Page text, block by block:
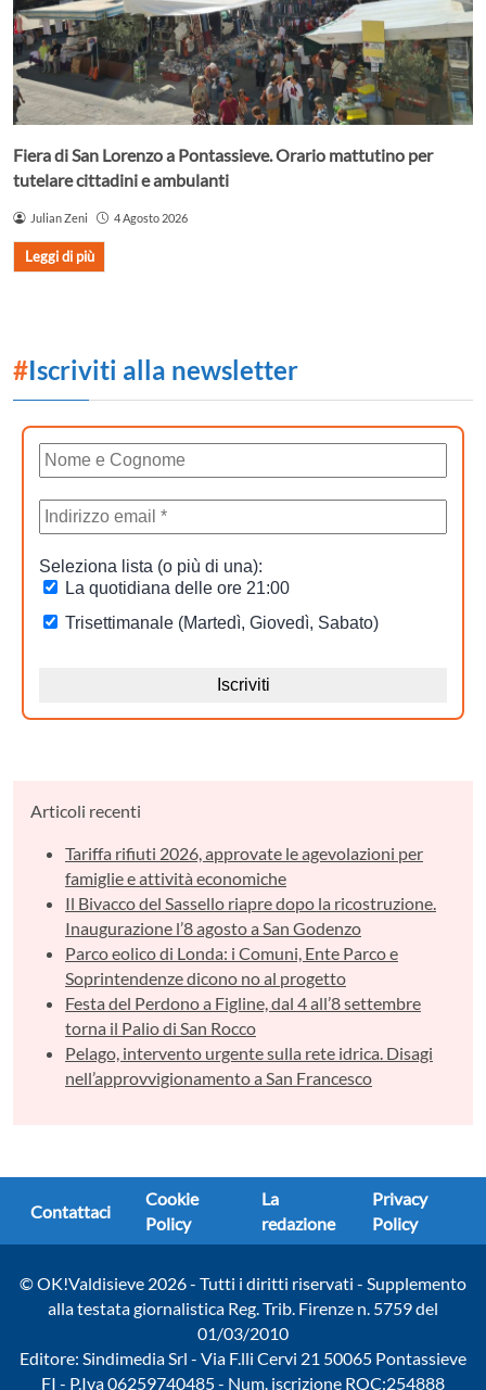
Fiera di San Lorenzo a Pontassieve. Orario mattutino per
tutelare cittadini e ambulanti
Julian Zeni 4 Agosto 2026
Leggi di più
#Iscriviti alla newsletter
Articoli recenti
Tariffa rifiuti 2026, approvate le agevolazioni per
famiglie e attività economiche
Il Bivacco del Sassello riapre dopo la ricostruzione.
Inaugurazione l’8 agosto a San Godenzo
Parco eolico di Londa: i Comuni, Ente Parco e
Soprintendenze dicono no al progetto
Festa del Perdono a Figline, dal 4 all’8 settembre
torna il Palio di San Rocco
Pelago, intervento urgente sulla rete idrica. Disagi
nell’approvvigionamento a San Francesco
Contattaci
Cookie
Policy
La
redazione
Privacy
Policy
© OK!Valdisieve 2026 - Tutti i diritti riservati - Supplemento
alla testata giornalistica Reg. Trib. Firenze n. 5759 del
01/03/2010
Editore: Sindimedia Srl - Via F.lli Cervi 21 50065 Pontassieve
FI - P.Iva 06259740485 - Num. iscrizione ROC:254888